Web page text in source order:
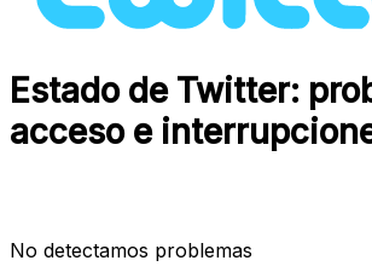
Estado de Twitter:
acceso e
No detectamos problemas